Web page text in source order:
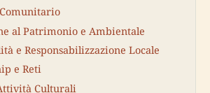
al Patrimonio e Ambientale
e Responsabilizzazione Locale
e Reti
Culturali